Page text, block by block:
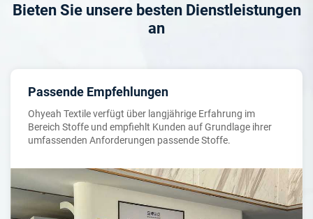
Bieten Sie unsere besten Dienstleistungen
an
Passende Empfehlungen
Ohyeah Textile verfügt über langjährige Erfahrung im
Bereich Stoffe und empfiehlt Kunden auf Grundlage ihrer
umfassenden Anforderungen passende Stoffe.